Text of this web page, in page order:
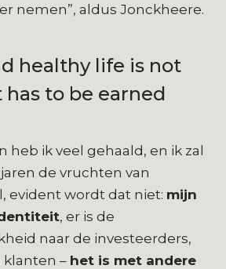
nemen”, aldus Jonckheere.
healthy life is not
has to be earned
heb ik veel gehaald, en ik zal
de vruchten van
evident wordt dat niet: mijn
, er is de
naar de investeerders,
– het is met andere